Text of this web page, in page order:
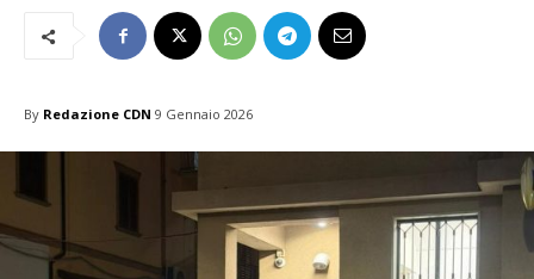
By Redazione CDN 9 Gennaio 2026